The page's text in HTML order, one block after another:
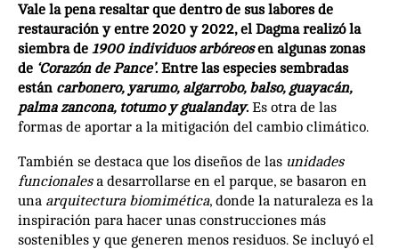
Vale la pena resaltar que dentro de sus labores de
restauración y entre 2020 y 2022, el Dagma realizó la
siembra de 1900 individuos arbóreosen algunas zonas
de ‘Corazón de Pance’. Entre las especies sembradas
están carbonero, yarumo, algarrobo, balso, guayacán,
palma zancona, totumo y gualanday. Es otra de las
formas de aportar a la mitigación del cambio climático.
También se destaca que los diseños de las unidades
funcionalesa desarrollarse en el parque, se basaron en
una arquitectura biomimética, donde la naturaleza es la
inspiración para hacer unas construcciones más
sostenibles y que generen menos residuos. Se incluyó el